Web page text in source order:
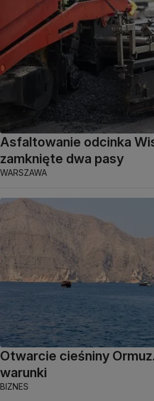
Asfaltowanie odcinka
zamknięte dwa pasy
WARSZAWA
Otwarcie cieśniny
warunki
BIZNES